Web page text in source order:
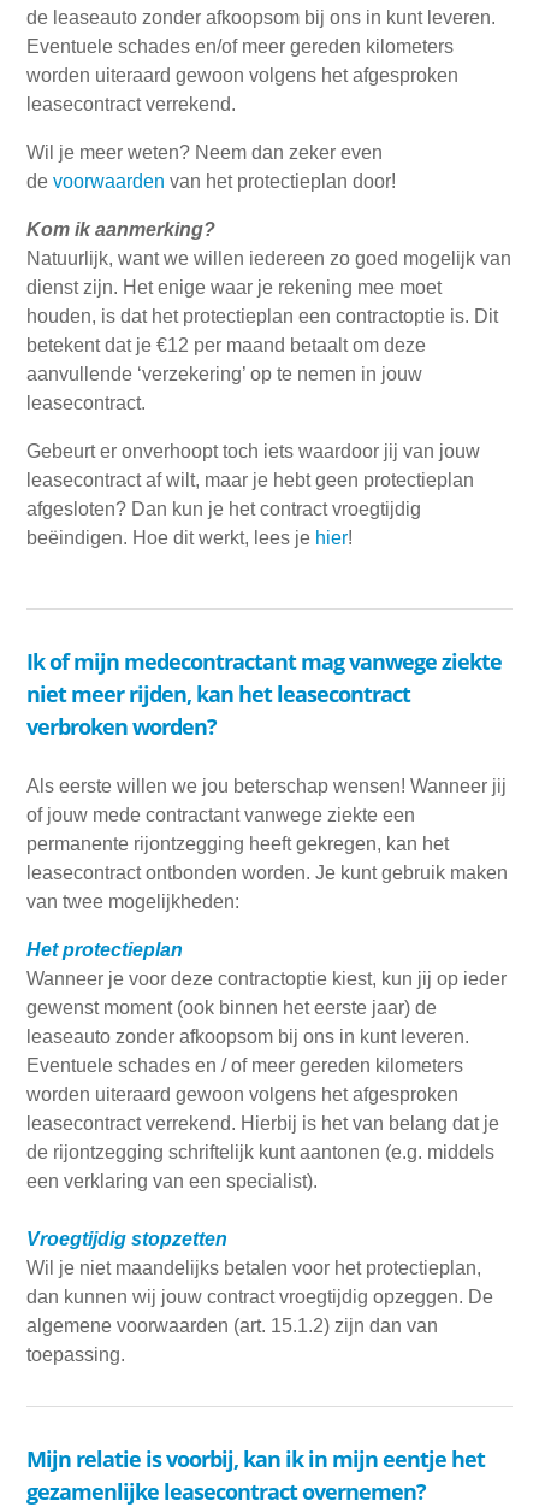
de leaseauto zonder afkoopsom bij ons in kunt leveren.
Eventuele schades en/of meer gereden kilometers
worden uiteraard gewoon volgens het afgesproken
leasecontract verrekend.
Wil je meer weten? Neem dan zeker even
devoorwaarden van het protectieplan door!
Kom ik aanmerking?
Natuurlijk, want we willen iedereen zo goed mogelijk van
dienst zijn. Het enige waar je rekening mee moet
houden, is dat het protectieplan een contractoptie is. Dit
betekent dat je €12 per maand betaalt om deze
aanvullende ‘verzekering’ op te nemen in jouw
leasecontract.
Gebeurt er onverhoopt toch iets waardoor jij van jouw
leasecontract af wilt, maar je hebt geen protectieplan
afgesloten? Dan kun je het contract vroegtijdig
beëindigen. Hoe dit werkt, lees je hier!
Ik of mijn medecontractant mag vanwege ziekte
niet meer rijden, kan het leasecontract
verbroken worden?
Als eerste willen we jou beterschap wensen! Wanneer jij
of jouw mede contractant vanwege ziekte een
permanente rijontzegging heeft gekregen, kan het
leasecontract ontbonden worden. Je kunt gebruik maken
van twee mogelijkheden:
Het protectieplan
Wanneer je voor deze contractoptie kiest, kun jij op ieder
gewenst moment (ook binnen het eerste jaar) de
leaseauto zonder afkoopsom bij ons in kunt leveren.
Eventuele schades en / of meer gereden kilometers
worden uiteraard gewoon volgens het afgesproken
leasecontract verrekend. Hierbij is het van belang dat je
de rijontzegging schriftelijk kunt aantonen (e.g. middels
een verklaring van een specialist).
Vroegtijdig stopzetten
Wil je niet maandelijks betalen voor het protectieplan,
dan kunnen wij jouw contract vroegtijdig opzeggen. De
algemene voorwaarden (art. 15.1.2) zijn dan van
toepassing.
Mijn relatie is voorbij, kan ik in mijn eentje het
gezamenlijke leasecontract overnemen?